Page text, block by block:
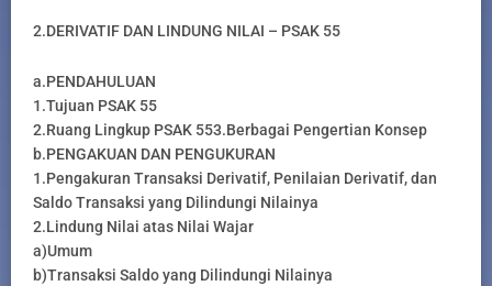
2.DERIVATIF DAN LINDUNG NILAI – PSAK 55
a.PENDAHULUAN
1.Tujuan PSAK 55
2.Ruang Lingkup PSAK 553.Berbagai Pengertian Konsep
b.PENGAKUAN DAN PENGUKURAN
1.Pengakuran Transaksi Derivatif, Penilaian Derivatif, dan
Saldo Transaksi yang Dilindungi Nilainya
2.Lindung Nilai atas Nilai Wajar
a)Umum
b)Transaksi Saldo yang Dilindungi Nilainya